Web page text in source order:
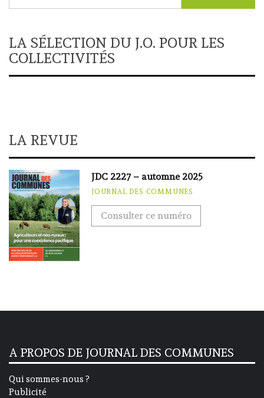
LA SÉLECTION DU J.O. POUR LES
COLLECTIVITÉS
LA REVUE
JDC 2227 – automne 2025
JOURNAL DES COMMUNES
Consulter ce numéro
A PROPOS DE JOURNAL DES COMMUNES
Qui sommes-nous ?
Publicité